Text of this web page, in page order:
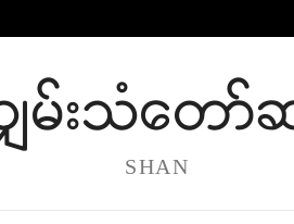
မ်းသံတော်
SHAN